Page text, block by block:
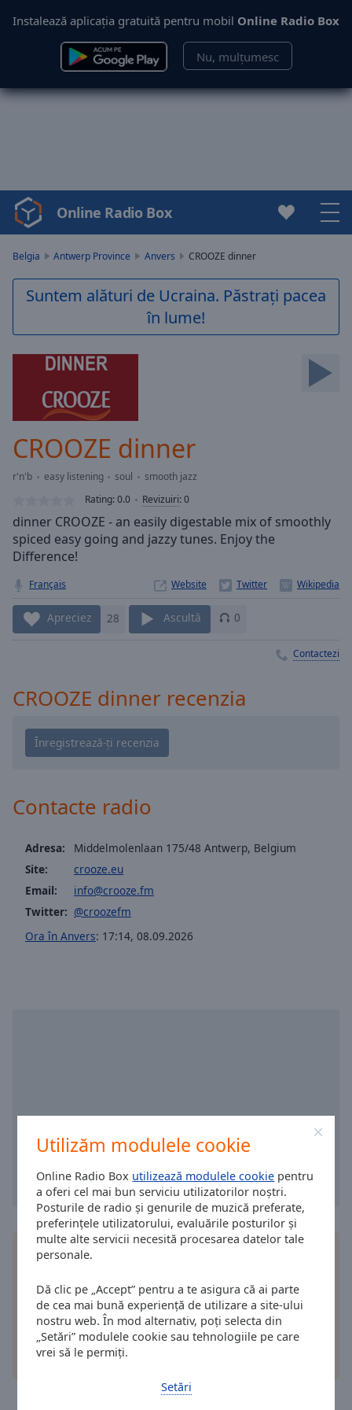
Utilizăm modulele cookie
Online Radio Box utilizează modulele cookie pentru
a oferi cel mai bun serviciu utilizatorilor noștri.
Posturile de radio și genurile de muzică preferate,
preferințele utilizatorului, evaluările posturilor și
multe alte servicii necesită procesarea datelor tale
personale.
Dă clic pe „Accept” pentru a te asigura că ai parte
de cea mai bună experiență de utilizare a site-ului
nostru web. În mod alternativ, poți selecta din
„Setări” modulele cookie sau tehnologiile pe care
vrei să le permiți.
Setări
Instalează aplicația gratuită pentru mobil Online Radio Box
Nu, mulțumesc
Video
Player
Play
Video
Skip
Current
Loaded :
Stream
TypeLIVE
Seek to
currently
behind
liveLIVE
Remaining
Time-
Playback
Chapters
Descriptions
off,
selected
subtitles
Track
Picture-
Fullscreen
modal
Beginning
dialog
window.
Online Radio Box
Belgia Antwerp Province Anvers CROOZE dinner
Suntem alături de Ucraina. Păstrați pacea
în lume!
CROOZE dinner
r'n'b easy listening soul
smooth jazz
Rating:0.0 Revizuiri:0
dinner CROOZE - an easily digestable mix of smoothly
spiced easy going and jazzy tunes. Enjoy the
Difference!
Français Website
Apreciez 28 Ascultă 0
Contactezi
CROOZE dinner recenzia
Contacte radio
Adresa:
Middelmolenlaan 175/48 Antwerp, Belgium
Site:
crooze.eu
Email:
info@crooze.fm
Twitter: @croozefm
Ora în Anvers: 17:14, 08.09.2026
Instalează aplicația gratuită Online Radio Box
posturile de radio preferate - oriunde te-ai afla!